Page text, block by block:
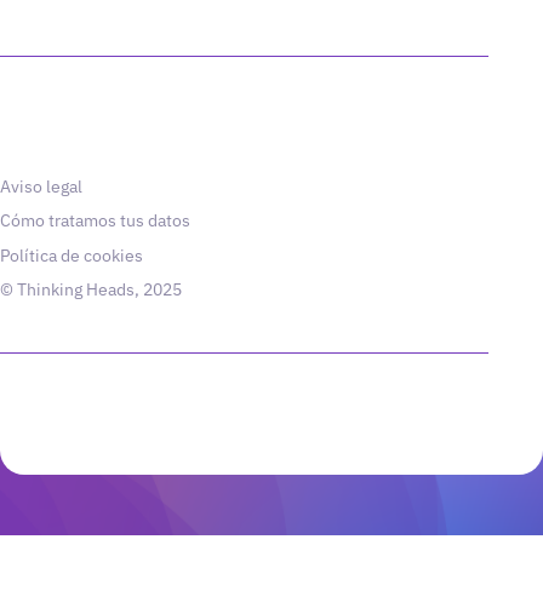
Aviso legal
Cómo tratamos tus datos
Política de cookies
© Thinking Heads, 2025